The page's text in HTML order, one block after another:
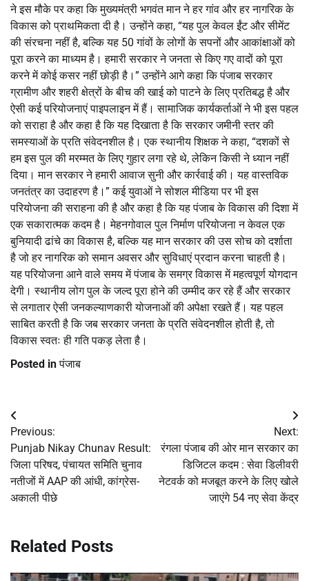
ने इस मौके पर कहा कि मुख्यमंत्री भगवंत मान ने हर गांव और हर नागरिक के
विकास को प्राथमिकता दी है। उन्होंने कहा, “यह पुल केवल ईंट और सीमेंट
की संरचना नहीं है, बल्कि यह 50 गांवों के लोगों के सपनों और आकांक्षाओं को
पूरा करने का माध्यम है। हमारी सरकार ने जनता से किए गए वादों को पूरा
करने में कोई कसर नहीं छोड़ी है।” उन्होंने आगे कहा कि पंजाब सरकार
ग्रामीण और शहरी क्षेत्रों के बीच की खाई को पाटने के लिए प्रतिबद्ध है और
ऐसी कई परियोजनाएं पाइपलाइन में हैं। सामाजिक कार्यकर्ताओं ने भी इस पहल
को सराहा है और कहा है कि यह दिखाता है कि सरकार जमीनी स्तर की
समस्याओं के प्रति संवेदनशील है। एक स्थानीय शिक्षक ने कहा, “दशकों से
हम इस पुल की मरम्मत के लिए गुहार लगा रहे थे, लेकिन किसी ने ध्यान नहीं
दिया। मान सरकार ने हमारी आवाज सुनी और कार्रवाई की। यह वास्तविक
जनतंत्र का उदाहरण है।” कई युवाओं ने सोशल मीडिया पर भी इस
परियोजना की सराहना की है और कहा है कि यह पंजाब के विकास की दिशा में
एक सकारात्मक कदम है। मेहनगोवाल पुल निर्माण परियोजना न केवल एक
बुनियादी ढांचे का विकास है, बल्कि यह मान सरकार की उस सोच को दर्शाता
है जो हर नागरिक को समान अवसर और सुविधाएं प्रदान करना चाहती है।
यह परियोजना आने वाले समय में पंजाब के समग्र विकास में महत्वपूर्ण योगदान
देगी। स्थानीय लोग पुल के जल्द पूरा होने की उम्मीद कर रहे हैं और सरकार
से लगातार ऐसी जनकल्याणकारी योजनाओं की अपेक्षा रखते हैं। यह पहल
साबित करती है कि जब सरकार जनता के प्रति संवेदनशील होती है, तो
विकास स्वतः ही गति पकड़ लेता है।
Posted inपंजाब
Post
navigation
Previous:
Punjab Nikay Chunav Result:
जिला परिषद, पंचायत समिति चुनाव
नतीजों में AAP की आंधी, कांग्रेस-
अकाली पीछे
Next:
रंगला पंजाब की ओर मान सरकार का
डिजिटल कदम : सेवा डिलीवरी
नेटवर्क को मजबूत करने के लिए खोले
जाएंगे 54 नए सेवा केंद्र
Related Posts